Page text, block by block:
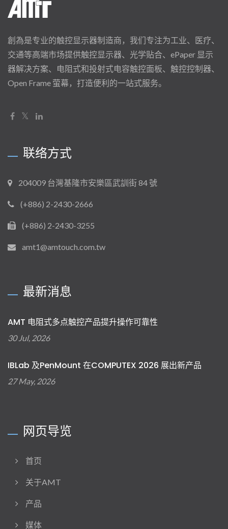
創為是专业的触控显示器制造商，我们专注为工业、医疗、
交通等高端市场提供触控显示器、光学贴合、ePaper 显示
器解决方案、电阻式和投射式电容触控面板、触控控制器、
Open Frame 萤幕，打造便利的一站式服务。
联络方式
204009 台灣基隆市安樂區武訓街 84 號
(+886) 2-2430-2666
(+886) 2-2430-3255
amt1@amtouch.com.tw
最新消息
AMT 电阻式多点触控产品提升操作可靠性
30 Jul, 2026
IBLab 及PenMount 在COMPUTEX 2026 展出新产品
27 May, 2026
网页导览
首页
关于AMT
产品
媒体